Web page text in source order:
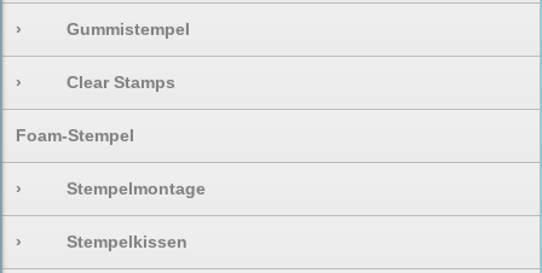
› Gummistempel
› Clear Stamps
Foam-Stempel
› Stempelmontage
› Stempelkissen